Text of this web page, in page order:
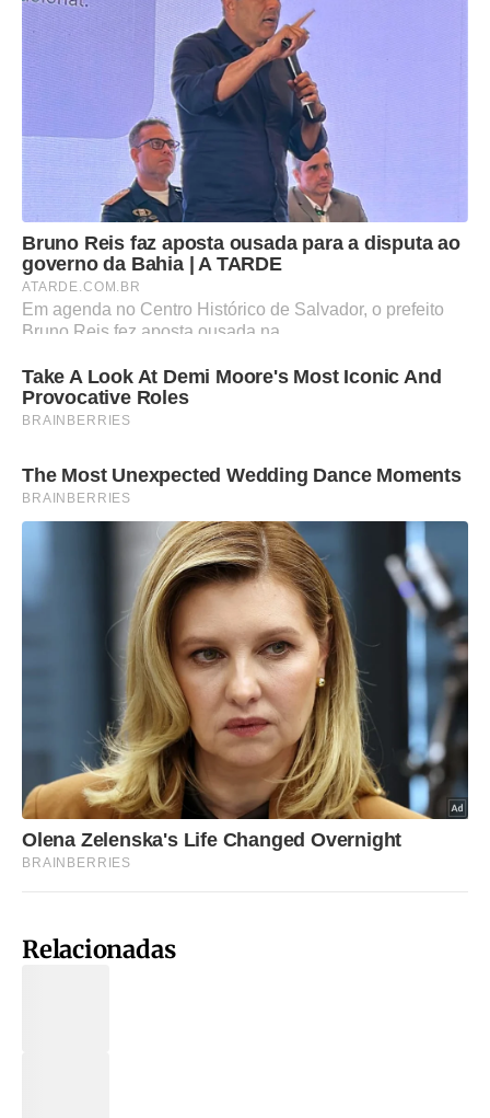
Relacionadas